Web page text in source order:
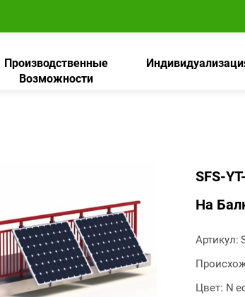
Производственные
Возможности
SFS-
На
Артикул:
Цвет: N